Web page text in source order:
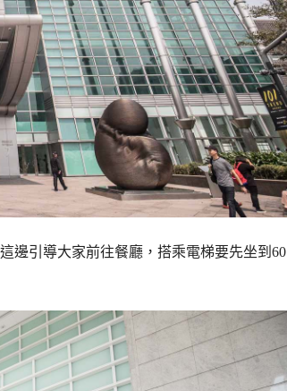
邊引導大家前往餐廳，搭乘電梯要先坐到60